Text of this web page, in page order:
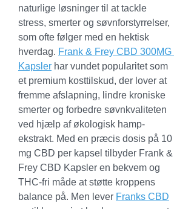
naturlige løsninger til at tackle
stress, smerter og søvnforstyrrelser,
som ofte følger med en hektisk
hverdag. Frank & Frey CBD 300MG
Kapsler har vundet popularitet som
et premium kosttilskud, der lover at
fremme afslapning, lindre kroniske
smerter og forbedre søvnkvaliteten
ved hjælp af økologisk hamp-
ekstrakt. Med en præcis dosis på 10
mg CBD per kapsel tilbyder Frank &
Frey CBD Kapsler en bekvem og
THC-fri måde at støtte kroppens
balance på. Men lever Franks CBD